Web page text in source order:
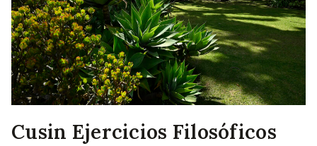
Cusin Ejercicios Filosóficos